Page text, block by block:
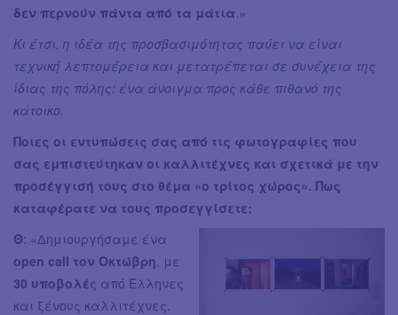
δεν περνούν πάντα από τα μάτια .»
Κι έτσι, η ιδέα της προσβασιμότητας παύει να είναι
τεχνική λεπτομέρεια και μετατρέπεται σε συνέχεια της
ίδιας της πόλης: ένα άνοιγμα προς κάθε πιθανό της
κάτοικο.
Ποιες οι εντυπώσεις σας από τις φωτογραφίες που
σας εμπιστεύτηκαν οι καλλιτέχνες και σχετικά με την
προσέγγισή τους στο θέμα «ο τρίτος χώρος». Πως
καταφέρατε να τους προσεγγίσετε;
Θ: «Δημιουργήσαμε ένα
open call τον Οκτώβρη , με
30 υποβολές από Έλληνες
και ξένους καλλιτέχνες.